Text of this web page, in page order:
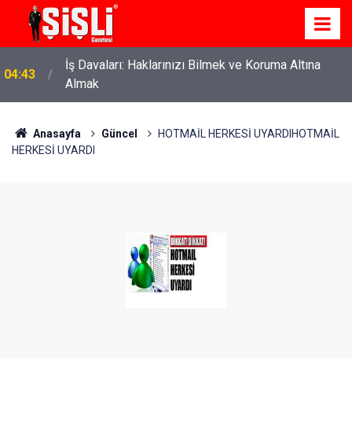
04:43
İş Davaları: Haklarınızı Bilmek ve Koruma Altına
Almak
Anasayfa Güncel
HOTMAİL HERKESİ UYARDIHOTMAİL
HERKESİ UYARDI